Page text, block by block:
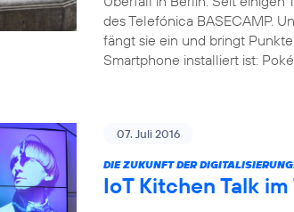
des Telefónica BASECAMP.
fängt sie ein und bringt
Smartphone installiert ist:
07. Juli 2016
DIE ZUKUNFT DER
IoT Kitchen Talk